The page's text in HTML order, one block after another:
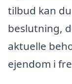
tilbud kan
beslutning,
aktuelle
ejendom i